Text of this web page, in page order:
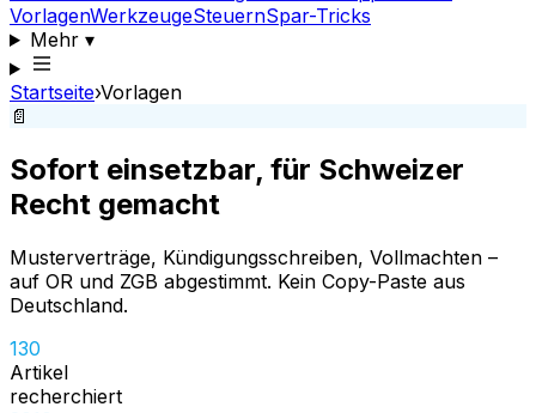
VorlagenWerkzeugeSteuernSpar-Tricks
Mehr▾
Startseite›Vorlagen
📄
Sofort einsetzbar, für Schweizer
Recht gemacht
Musterverträge, Kündigungsschreiben, Vollmachten –
auf OR und ZGB abgestimmt. Kein Copy-Paste aus
Deutschland.
130
Artikel
recherchiert